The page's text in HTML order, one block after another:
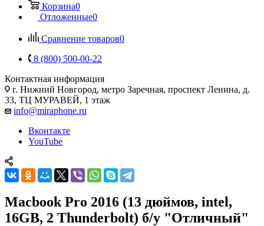
Корзина0
Отложенные0
Сравнение товаров0
8 (800) 500-00-22
Контактная информация
г. Нижний Новгород, метро Заречная, проспект Ленина, д.
33, ТЦ МУРАВЕЙ, 1 этаж
info@miraphone.ru
Вконтакте
YouTube
Macbook Pro 2016 (13 дюймов, intel,
16GB, 2 Thunderbolt) б/у "Отличный"